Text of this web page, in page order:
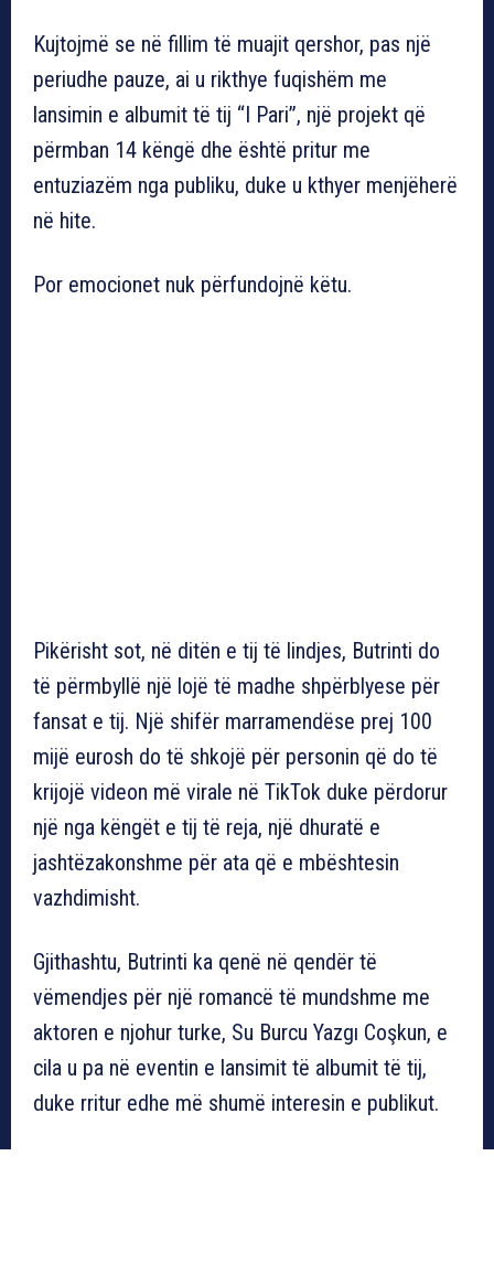
Kujtojmë se në fillim të muajit qershor, pas një
periudhe pauze, ai u rikthye fuqishëm me
lansimin e albumit të tij “I Pari”, një projekt që
përmban 14 këngë dhe është pritur me
entuziazëm nga publiku, duke u kthyer menjëherë
në hite.
Por emocionet nuk përfundojnë këtu.
Pikërisht sot, në ditën e tij të lindjes, Butrinti do
të përmbyllë një lojë të madhe shpërblyese për
fansat e tij. Një shifër marramendëse prej 100
mijë eurosh do të shkojë për personin që do të
krijojë videon më virale në TikTok duke përdorur
një nga këngët e tij të reja, një dhuratë e
jashtëzakonshme për ata që e mbështesin
vazhdimisht.
Gjithashtu, Butrinti ka qenë në qendër të
vëmendjes për një romancë të mundshme me
aktoren e njohur turke, Su Burcu Yazgı Coşkun, e
cila u pa në eventin e lansimit të albumit të tij,
duke rritur edhe më shumë interesin e publikut.